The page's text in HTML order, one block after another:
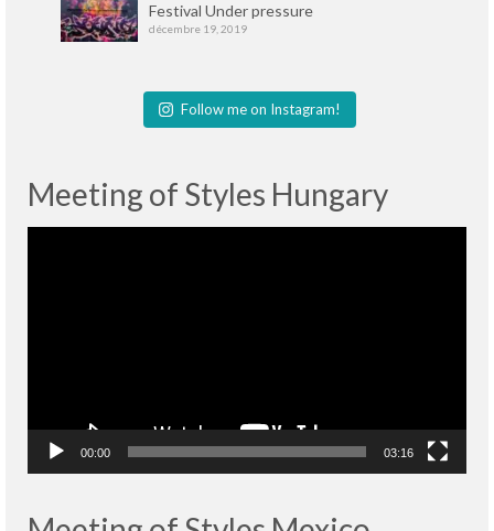
Festival Under pressure
décembre 19, 2019
Follow me on Instagram!
Meeting of Styles Hungary
00:00 03:16